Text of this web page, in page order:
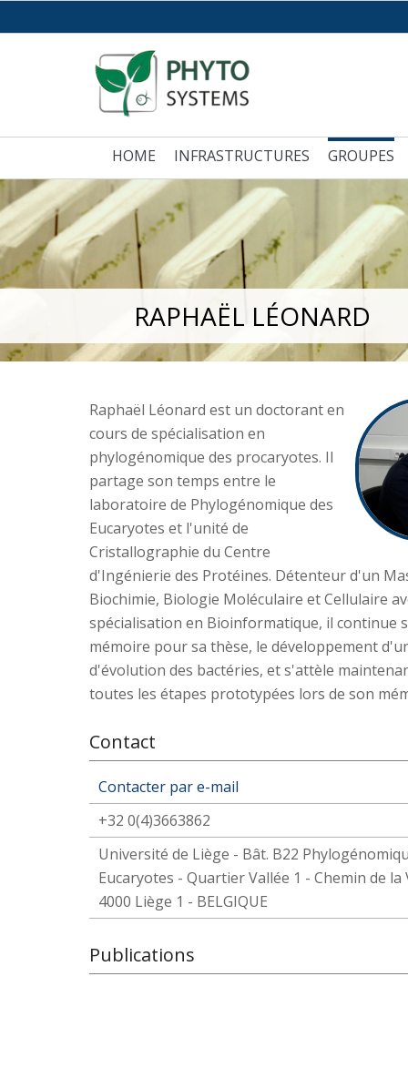
HOME INFRASTRUCTURES GROUPES
RAPHAËL LÉONARD
Raphaël Léonard est un doctorant en
cours de spécialisation en
phylogénomique des procaryotes. Il
partage son temps entre le
laboratoire de Phylogénomique des
Eucaryotes et l'unité de
Cristallographie du Centre
d'Ingénierie des Protéines. Détenteur d'un
Biochimie, Biologie Moléculaire et Cellulaire
spécialisation en Bioinformatique, il continue
mémoire pour sa thèse, le développement
d'évolution des bactéries, et s'attèle
toutes les étapes prototypées lors de son
Contact
Contacter par e-mail
+32 0(4)3663862
Université de Liège - Bât. B22
Eucaryotes - Quartier Vallée 1 - Chemin de la
4000 Liège 1 - BELGIQUE
Publications